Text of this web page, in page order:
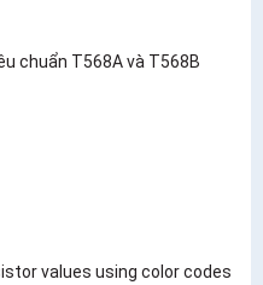
chuẩn T568A và T568B
values using color codes